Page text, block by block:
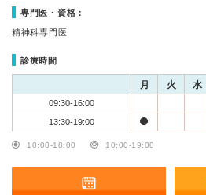
専門医・資格：
精神科専門医
診療時間
月 火 水
09:30-16:00
13:30-19:00
10:00-18:00 10:00-19:00